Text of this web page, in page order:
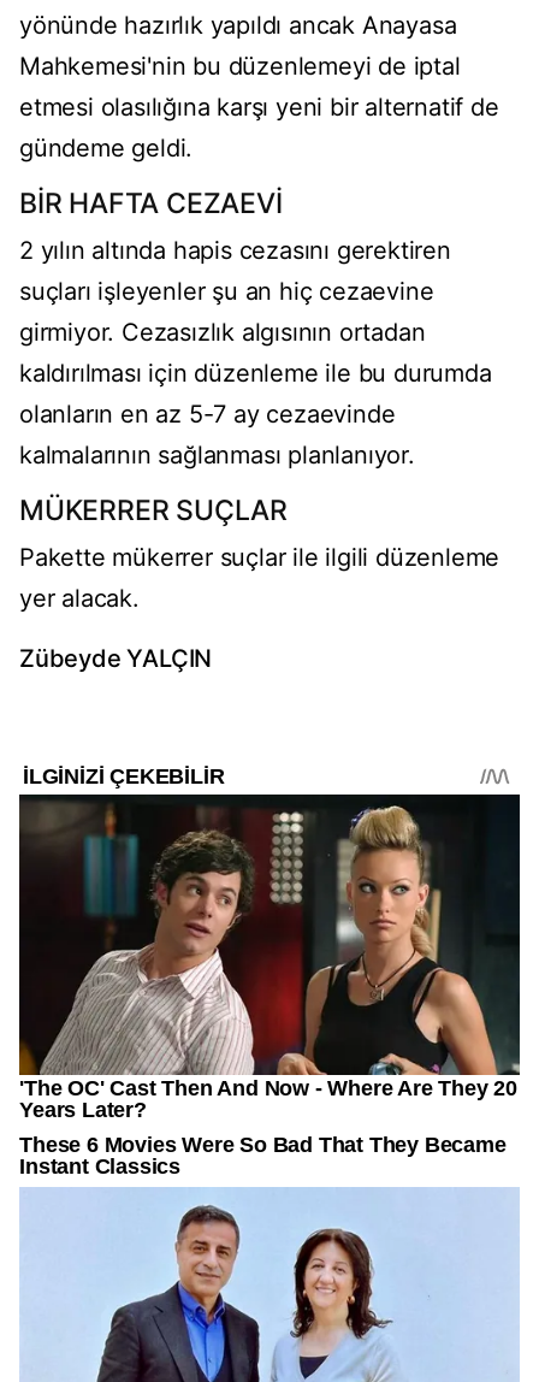
yönünde hazırlık yapıldı ancak Anayasa
Mahkemesi'nin bu düzenlemeyi de iptal
etmesi olasılığına karşı yeni bir alternatif de
gündeme geldi.
BİR HAFTA CEZAEVİ
2 yılın altında hapis cezasını gerektiren
suçları işleyenler şu an hiç cezaevine
girmiyor. Cezasızlık algısının ortadan
kaldırılması için düzenleme ile bu durumda
olanların en az 5-7 ay cezaevinde
kalmalarının sağlanması planlanıyor.
MÜKERRER SUÇLAR
Pakette mükerrer suçlar ile ilgili düzenleme
yer alacak.
Zübeyde YALÇIN